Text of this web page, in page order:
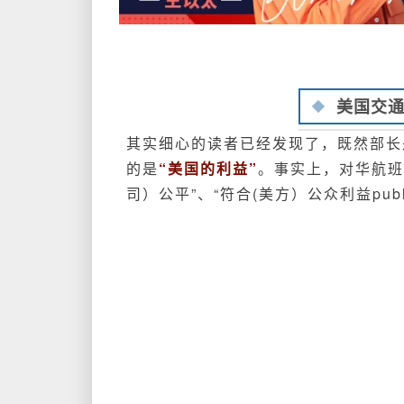
美国交
其实细心的读者已经发现了，既然部
的是“美国的利益”。事实上，对华航
司）公平”、“符合(美方）公众利益